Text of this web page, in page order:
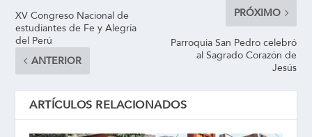
XV Congreso Nacional de
estudiantes de Fe y Alegría
del Perú
ANTERIOR
PRÓXIMO
Parroquia San Pedro celebró
al Sagrado Corazón de
Jesús
ARTÍCULOS RELACIONADOS